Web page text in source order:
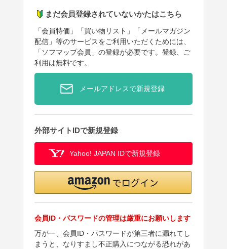
まだ会員登録されていないかたはこちら
「会員特価」「買い物リスト」「メールマガジン
配信」等のサービスをご利用いただくためには、
「ソフマップ会員」の登録が必要です。登録、ご
利用は無料です。
メールアドレスで新規登録
外部サイトIDで新規登録
Yahoo! JAPAN IDで新規登録
会員ID・パスワードの管理は厳重にお願いします
万が一、会員ID・パスワードが第三者に漏れてし
まうと、なりすまし不正購入につながる恐れがあ